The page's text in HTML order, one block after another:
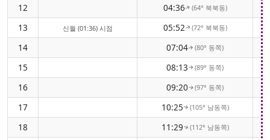
12 04:36↑(64° 북북동)
13 신월 (01:36) 시점 05:52↑(72° 북북동)
14 07:04↑(80° 동쪽)
15 08:13↑(89° 동쪽)
16 09:20↑(97° 동쪽)
17 10:25↑(105° 남동쪽)
18 11:29↑(112° 남동쪽)